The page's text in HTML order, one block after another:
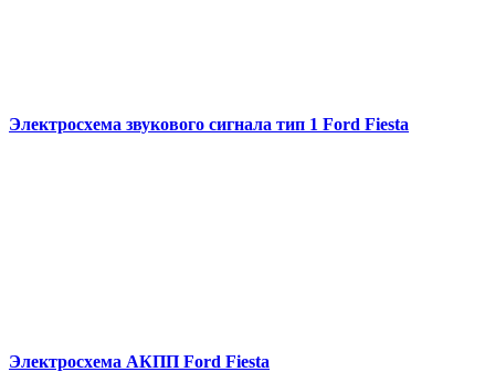
Электросхема звукового сигнала тип 1 Ford Fiesta
Электросхема АКПП Ford Fiesta